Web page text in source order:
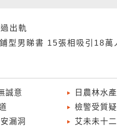
出軌
型男睇書 15張相吸引18萬
誠意
漏洞
日農林水
檢警受質
艾未未十